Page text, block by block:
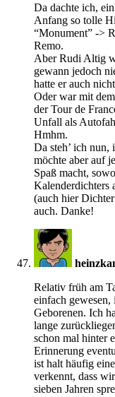
Da dachte ich,
Anfang so tolle
“Monument” ->
Remo.
Aber Rudi Altig
gewann jedoch
hatte er auch
Oder war mit
der Tour de
Unfall als
Hmhm.
Da steh’ ich
möchte aber auf
Spaß macht,
Kalenderdichters
(auch hier
auch. Danke!
Relativ früh am
einfach gewesen,
Geborenen. Ich
lange
schon mal hinter
Erinnerung
ist halt häufig
verkennt, dass
sieben Jahren